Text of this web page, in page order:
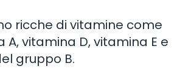
ricche di vitamine come
A, vitamina D, vitamina E e
gruppo B.